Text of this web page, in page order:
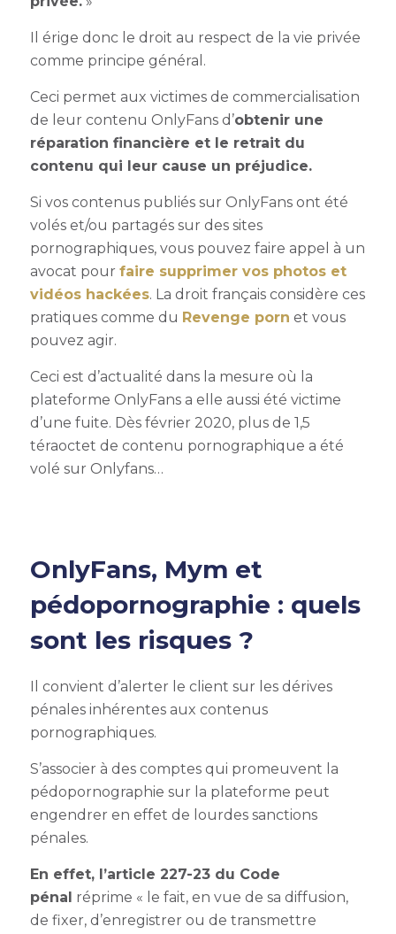
Il érige donc le droit au respect de la vie privée
comme principe général.
Ceci permet aux victimes de commercialisation
de leur contenu OnlyFans d’obtenir une
réparation financière et le retrait du
contenu qui leur cause un préjudice.
Si vos contenus publiés sur OnlyFans ont été
volés et/ou partagés sur des sites
pornographiques, vous pouvez faire appel à un
avocat pour faire supprimer vos photos et
vidéos hackées. La droit français considère ces
pratiques comme du Revenge porn et vous
pouvez agir.
Ceci est d’actualité dans la mesure où la
plateforme OnlyFans a elle aussi été victime
d’une fuite. Dès février 2020, plus de 1,5
téraoctet de contenu pornographique a été
volé sur Onlyfans…
OnlyFans, Mym et
pédopornographie : quels
sont les risques ?
Il convient d’alerter le client sur les dérives
pénales inhérentes aux contenus
pornographiques.
S’associer à des comptes qui promeuvent la
pédopornographie sur la plateforme peut
engendrer en effet de lourdes sanctions
pénales.
En effet, l’article 227-23 du Code
pénal réprime « le fait, en vue de sa diffusion,
de fixer, d’enregistrer ou de transmettre